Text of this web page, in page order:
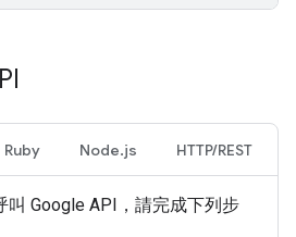
Ruby Node.js HTTP/REST
叫 Google API，請完成下列步